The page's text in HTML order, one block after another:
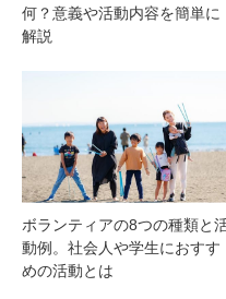
何？意義や活動内容を簡単に
解説
ボランティアの8つの種類と
動例。社会人や学生におすす
めの活動とは